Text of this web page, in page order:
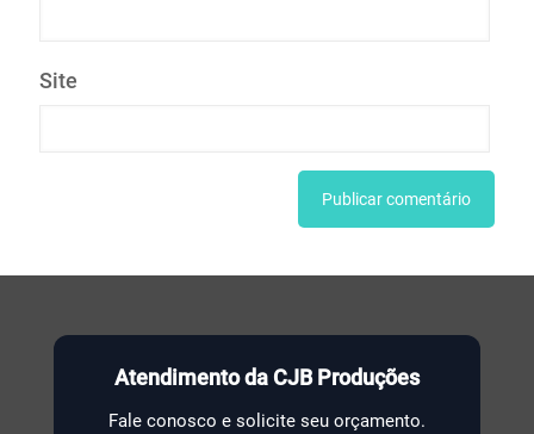
Site
Atendimento da CJB Produções
Fale conosco e solicite seu orçamento.